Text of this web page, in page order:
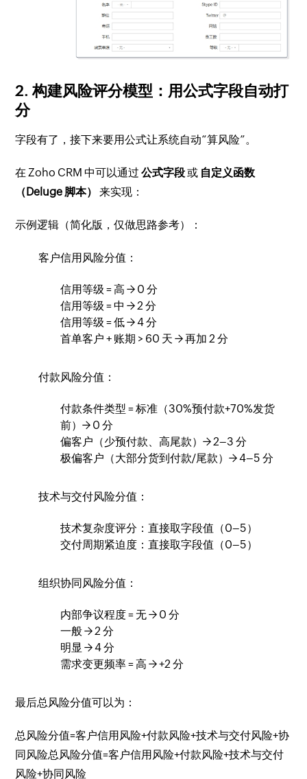
2. 构建风险评分模型：用公式字段自动打
分
字段有了，接下来要用公式让系统自动“算风险”。
在 Zoho CRM 中可以通过公式字段或 自定义函数
（Deluge 脚本）
来实现：
示例逻辑（简化版，仅做思路参考）：
客户信用风险分值：
信用等级 = 高 → 0 分
信用等级 = 中 → 2 分
信用等级 = 低 → 4 分
首单客户 + 账期 > 60 天 → 再加 2 分
付款风险分值：
付款条件类型 = 标准（30%预付款+70%发货
前）→ 0 分
偏客户（少预付款、高尾款）→ 2–3 分
极偏客户（大部分货到付款/尾款）→ 4–5 分
技术与交付风险分值：
技术复杂度评分：直接取字段值（0–5）
交付周期紧迫度：直接取字段值（0–5）
组织协同风险分值：
内部争议程度 = 无 → 0 分
一般 → 2 分
明显 → 4 分
需求变更频率 = 高 → +2 分
最后总风险分值可以为：
总风险分值=客户信用风险+付款风险+技术与交付风险+协
同风险总风险分值=客户信用风险+付款风险+技术与交付
风险+协同风险